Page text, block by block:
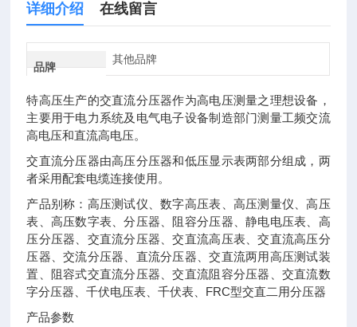
详细介绍 在线留言
品牌
其他品牌
特高压生产的交直流分压器作为高电压测量之理想设备，
主要用于电力系统及电气电子设备制造部门测量工频交流
高电压和直流高电压。
交直流分压器由高压分压器和低压显示表两部分组成，两
者采用配套电缆连接使用。
产品别称：高压测试仪、数字高压表、高压测量仪、高压
表、高压数字表、分压器、阻容分压器、静电电压表、高
压分压器、交直流分压器、交直流高压表、交直流高压分
压器、交流分压器、直流分压器、交直流两用高压测试装
置、阻容式交直流分压器、交直流阻容分压器、交直流数
字分压器、千伏电压表、千伏表、FRC型交直二用分压器
产品参数